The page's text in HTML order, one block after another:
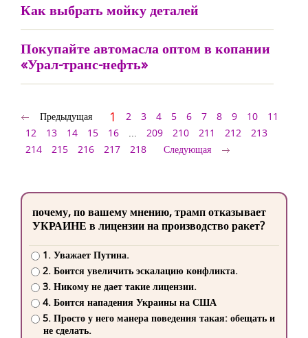
Как выбрать мойку деталей
Покупайте автомасла оптом в копании
«Урал-транс-нефть»
Предыдущая 1 2 3 4 5 6 7 8 9 10
11
12
13 14 15 16 ... 209 210 211 212
213
214
215 216 217 218 Следующая
почему, по вашему мнению, трамп отказывает
УКРАИНЕ в лицензии на производство ракет?
1. Уважает Путина.
2. Боится увеличить эскалацию конфликта.
3. Никому не дает такие лицензии.
4. Боится нападения Украины на США
5. Просто у него манера поведения такая: обещать и
не сделать.